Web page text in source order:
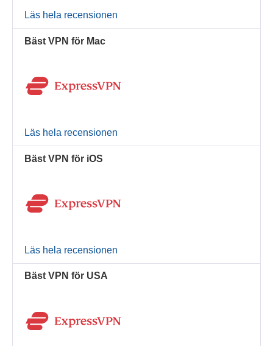
Läs hela recensionen
Bäst VPN för Mac
Läs hela recensionen
Bäst VPN för iOS
Läs hela recensionen
Bäst VPN för USA